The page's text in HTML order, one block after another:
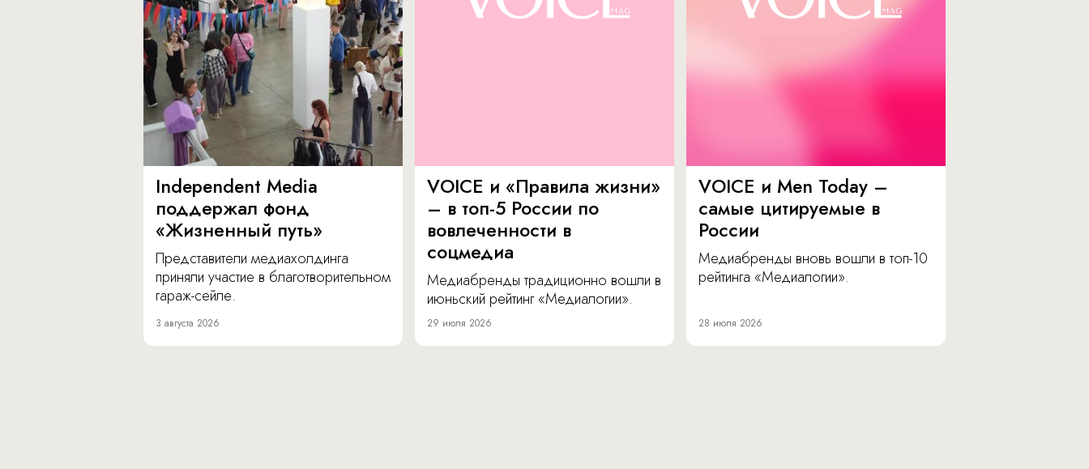
Independent Media
поддержал фонд
«Жизненный путь»
Представители медиахолдинга
приняли участие в благотворительном
гараж-сейле.
3 августа 2026
VOICE и «Правила жизни»
– в топ-5 России по
вовлеченности в
соцмедиа
Медиабренды традиционно вошли в
июньский рейтинг «Медиалогии».
29 июля 2026
VOICE и Men Today –
самые цитируемые в
России
Медиабренды вновь вошли в топ-10
рейтинга «Медиалогии».
28 июля 2026